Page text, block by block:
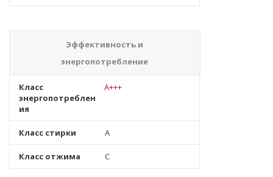
Эффективность и
энергопотребление
Класс
энергопотреблен
ия
A+++
Класс стирки A
Класс отжима C